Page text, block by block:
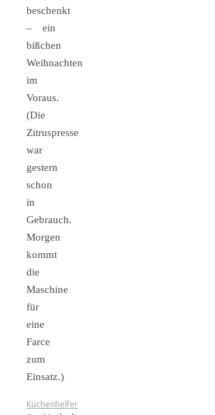
beschenkt
– ein
bißchen
Weihnachten
im
Voraus.
(Die
Zitruspresse
war
gestern
schon
in
Gebrauch.
Morgen
kommt
die
Maschine
für
eine
Farce
zum
Einsatz.)
Küchenhelfer